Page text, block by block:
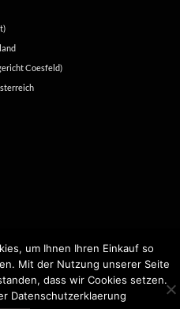
Coesfeld)
© Die zwei Kapitäne
um Ihnen Ihren Einkauf so
Mit der Nutzung unserer Seite
dass wir Cookies setzen.
Datenschutzerklaerung